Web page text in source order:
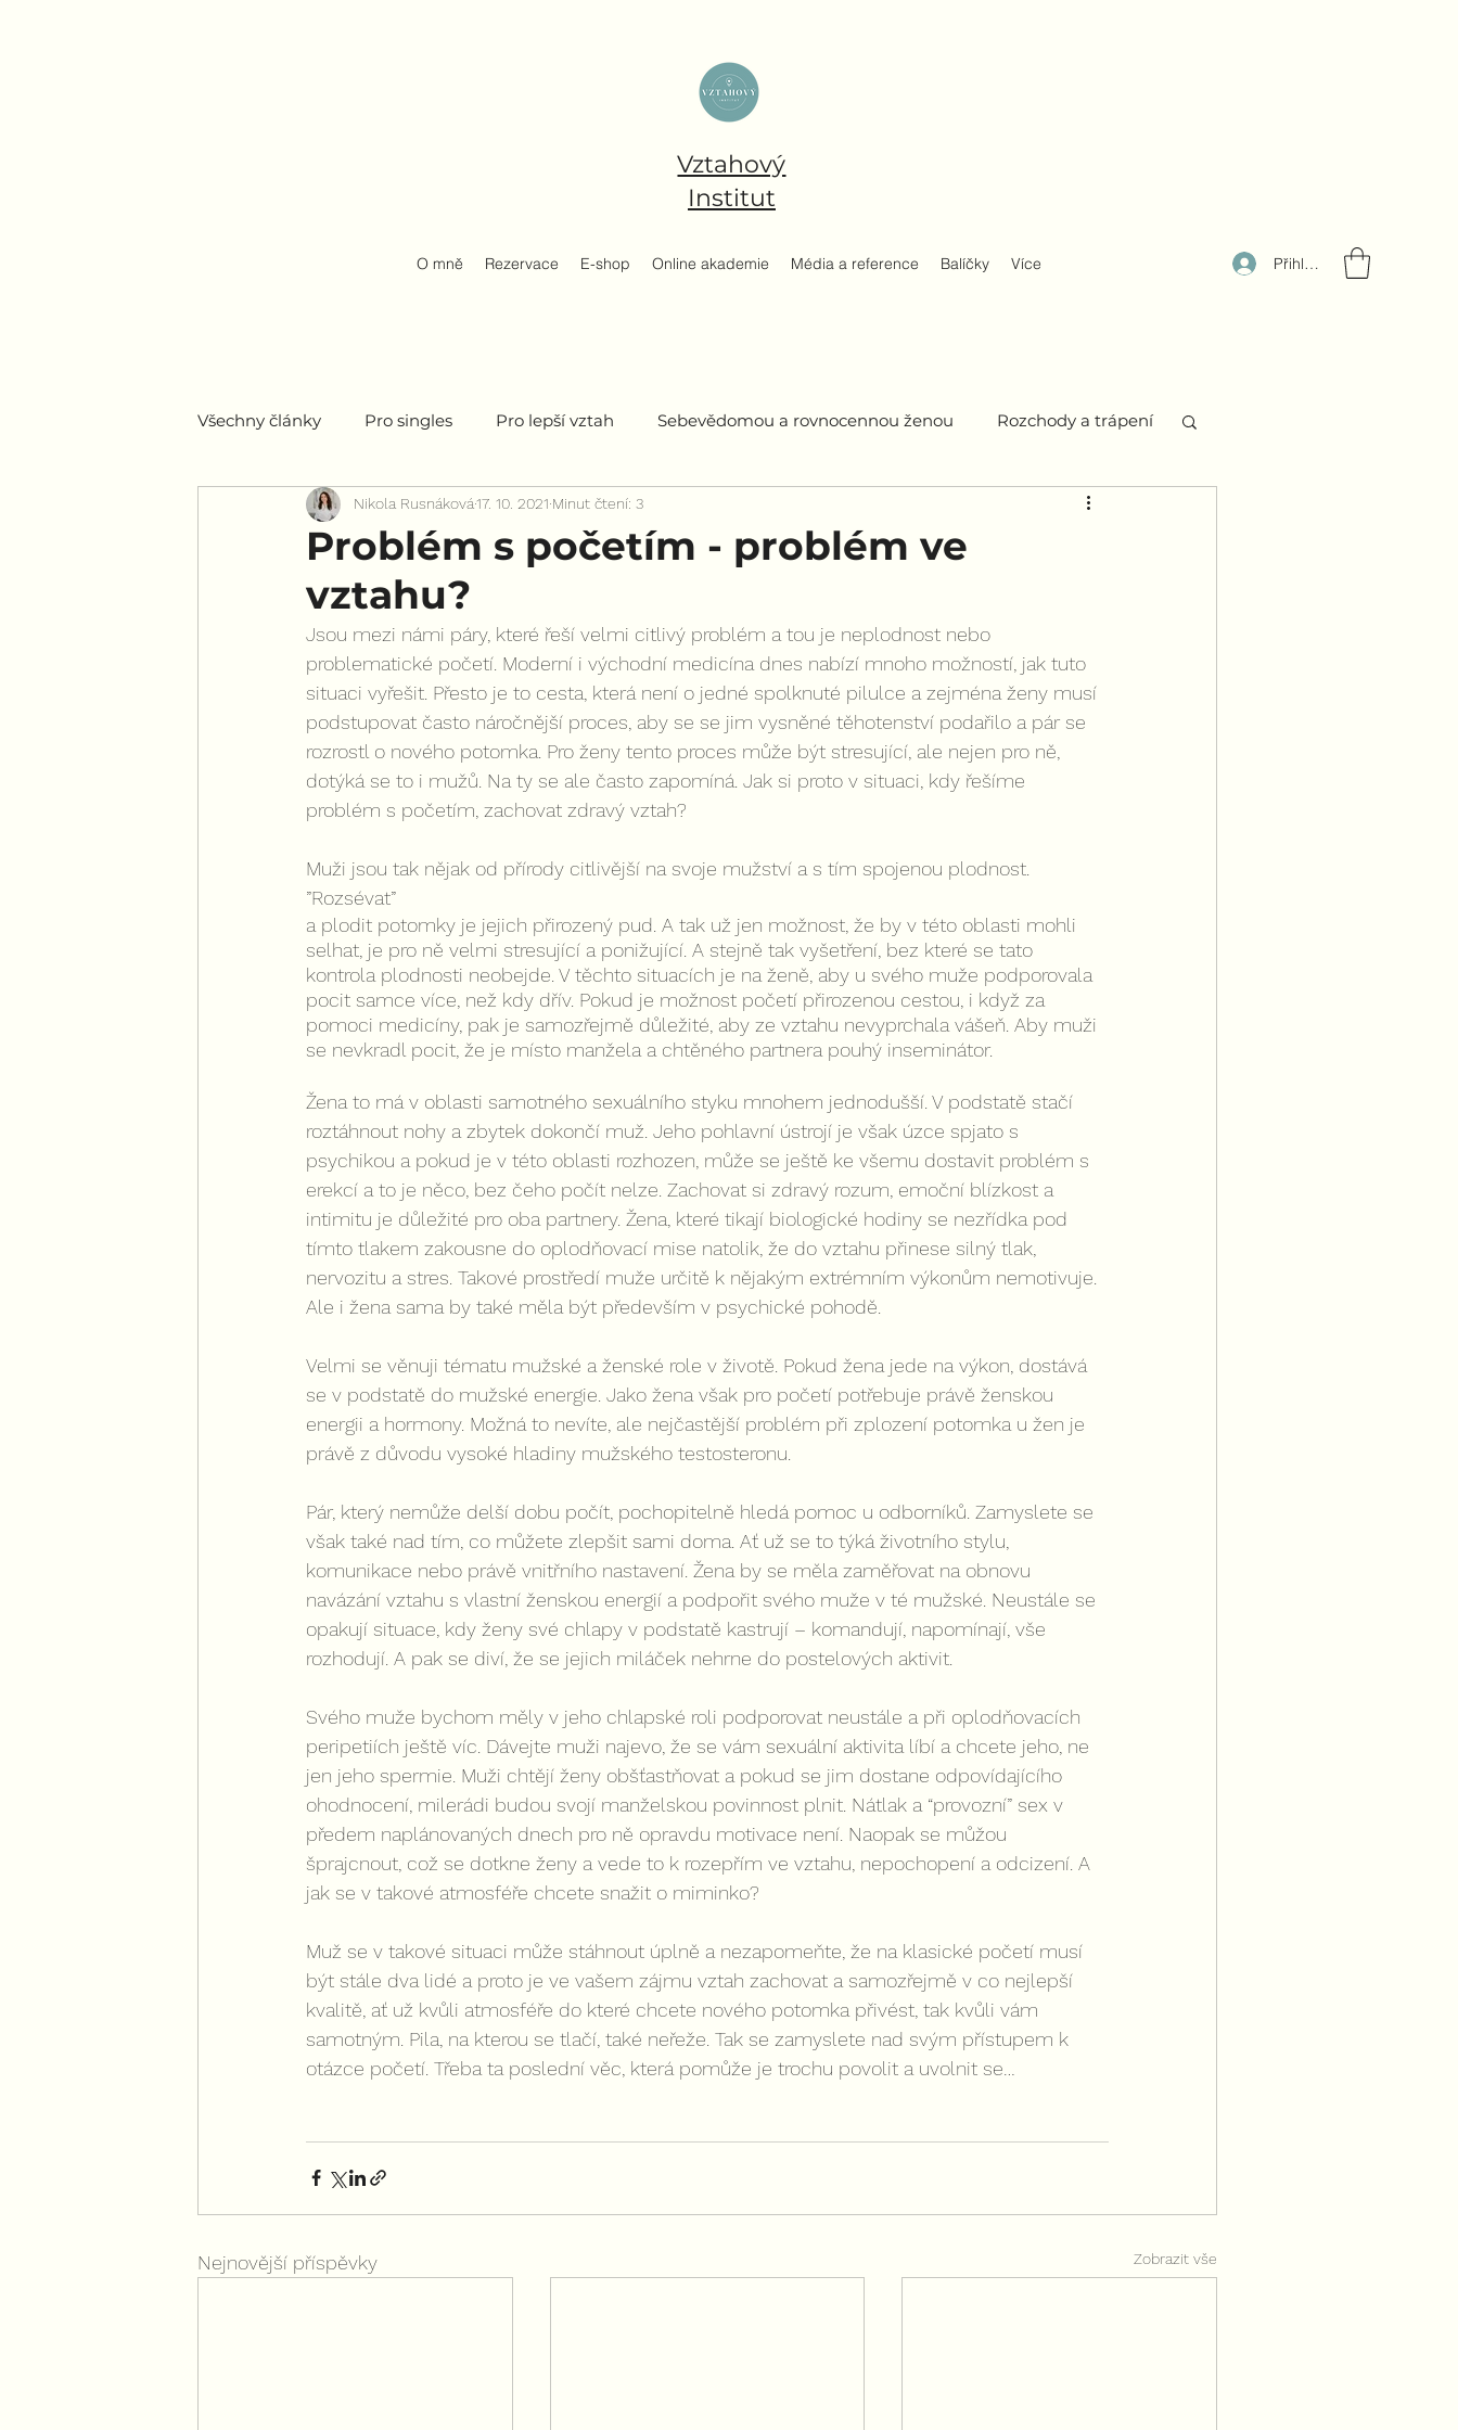
Vztahový
Institut
O mně Rezervace E-shop Online akademie Média a reference Balíčky Více Přihlásit se
Všechny články Pro singles Pro lepší vztah Sebevědomou a rovnocennou ženou Rozchody a trápení
Pro všechny ženy
Problém s početím - problém ve
vztahu?
Nikola Rusnáková17. 10. 2021 Minut čtení: 3
Jsou mezi námi páry, které řeší velmi citlivý problém a tou je neplodnost nebo
problematické početí. Moderní i východní medicína dnes nabízí mnoho možností, jak tuto
situaci vyřešit. Přesto je to cesta, která není o jedné spolknuté pilulce a zejména ženy musí
podstupovat často náročnější proces, aby se se jim vysněné těhotenství podařilo a pár se
rozrostl o nového potomka. Pro ženy tento proces může být stresující, ale nejen pro ně,
dotýká se to i mužů. Na ty se ale často zapomíná. Jak si proto v situaci, kdy řešíme
problém s početím, zachovat zdravý vztah?
Muži jsou tak nějak od přírody citlivější na svoje mužství a s tím spojenou plodnost.
”Rozsévat”
a plodit potomky je jejich přirozený pud. A tak už jen možnost, že by v této oblasti mohli
selhat, je pro ně velmi stresující a ponižující. A stejně tak vyšetření, bez které se tato
kontrola plodnosti neobejde. V těchto situacích je na ženě, aby u svého muže podporovala
pocit samce více, než kdy dřív. Pokud je možnost početí přirozenou cestou, i když za
pomoci medicíny, pak je samozřejmě důležité, aby ze vztahu nevyprchala vášeň. Aby muži
se nevkradl pocit, že je místo manžela a chtěného partnera pouhý inseminátor.
Žena to má v oblasti samotného sexuálního styku mnohem jednodušší. V podstatě stačí
roztáhnout nohy a zbytek dokončí muž. Jeho pohlavní ústrojí je však úzce spjato s
psychikou a pokud je v této oblasti rozhozen, může se ještě ke všemu dostavit problém s
erekcí a to je něco, bez čeho počít nelze. Zachovat si zdravý rozum, emoční blízkost a
intimitu je důležité pro oba partnery. Žena, které tikají biologické hodiny se nezřídka pod
tímto tlakem zakousne do oplodňovací mise natolik, že do vztahu přinese silný tlak,
nervozitu a stres. Takové prostředí muže určitě k nějakým extrémním výkonům nemotivuje.
Ale i žena sama by také měla být především v psychické pohodě.
Velmi se věnuji tématu mužské a ženské role v životě. Pokud žena jede na výkon, dostává
se v podstatě do mužské energie. Jako žena však pro početí potřebuje právě ženskou
energii a hormony. Možná to nevíte, ale nejčastější problém při zplození potomka u žen je
právě z důvodu vysoké hladiny mužského testosteronu.
Pár, který nemůže delší dobu počít, pochopitelně hledá pomoc u odborníků. Zamyslete se
však také nad tím, co můžete zlepšit sami doma. Ať už se to týká životního stylu,
komunikace nebo právě vnitřního nastavení. Žena by se měla zaměřovat na obnovu
navázání vztahu s vlastní ženskou energií a podpořit svého muže v té mužské. Neustále se
opakují situace, kdy ženy své chlapy v podstatě kastrují – komandují, napomínají, vše
rozhodují. A pak se diví, že se jejich miláček nehrne do postelových aktivit.
Svého muže bychom měly v jeho chlapské roli podporovat neustále a při oplodňovacích
peripetiích ještě víc. Dávejte muži najevo, že se vám sexuální aktivita líbí a chcete jeho, ne
jen jeho spermie. Muži chtějí ženy obšťastňovat a pokud se jim dostane odpovídajícího
ohodnocení, milerádi budou svojí manželskou povinnost plnit. Nátlak a “provozní” sex v
předem naplánovaných dnech pro ně opravdu motivace není. Naopak se můžou
šprajcnout, což se dotkne ženy a vede to k rozepřím ve vztahu, nepochopení a odcizení. A
jak se v takové atmosféře chcete snažit o miminko?
Muž se v takové situaci může stáhnout úplně a nezapomeňte, že na klasické početí musí
být stále dva lidé a proto je ve vašem zájmu vztah zachovat a samozřejmě v co nejlepší
kvalitě, ať už kvůli atmosféře do které chcete nového potomka přivést, tak kvůli vám
samotným. Pila, na kterou se tlačí, také neřeže. Tak se zamyslete nad svým přístupem k
otázce početí. Třeba ta poslední věc, která pomůže je trochu povolit a uvolnit se…
Nejnovější příspěvky Zobrazit vše